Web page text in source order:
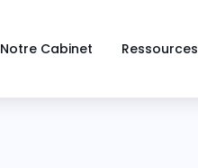
Notre Cabinet Ressources